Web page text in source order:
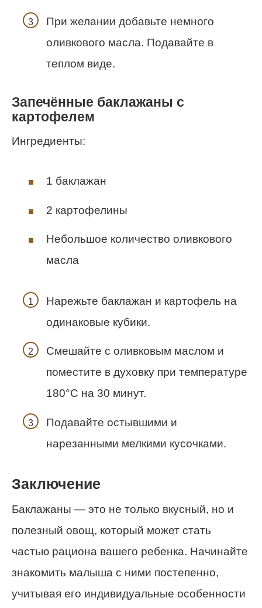
При желании добавьте немного
оливкового масла. Подавайте в
теплом виде.
Запечённые баклажаны с
картофелем
Ингредиенты:
1 баклажан
2 картофелины
Небольшое количество оливкового
масла
Нарежьте баклажан и картофель на
одинаковые кубики.
Смешайте с оливковым маслом и
поместите в духовку при температуре
180°C на 30 минут.
Подавайте остывшими и
нарезанными мелкими кусочками.
Заключение
Баклажаны — это не только вкусный, но и
полезный овощ, который может стать
частью рациона вашего ребенка. Начинайте
знакомить малыша с ними постепенно,
учитывая его индивидуальные особенности